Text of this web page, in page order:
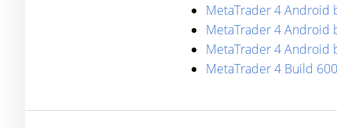
MetaTrader 4 Android
MetaTrader 4 Android
MetaTrader 4 Android
MetaTrader 4 Build